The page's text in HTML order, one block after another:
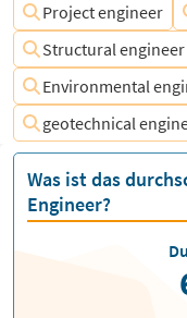
Project engineer
Structural engineer
Environmental
geotechnical
Was ist das
Engineer?